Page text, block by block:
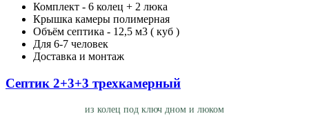
Комплект - 6 колец + 2 люка
Крышка камеры полимерная
Объём септика - 12,5 м3 ( куб )
Для 6-7 человек
Доставка и монтаж
Септик 2+3+3 трехкамерный
из колец под ключ дном и люком